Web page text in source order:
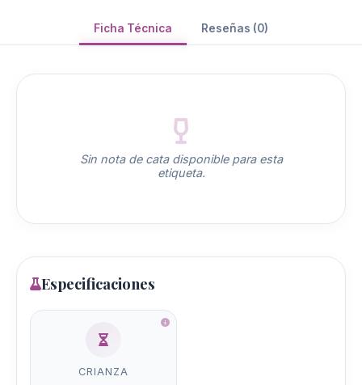
Ficha Técnica Reseñas (0)
Sin nota de cata disponible para esta
etiqueta.
Especificaciones
CRIANZA